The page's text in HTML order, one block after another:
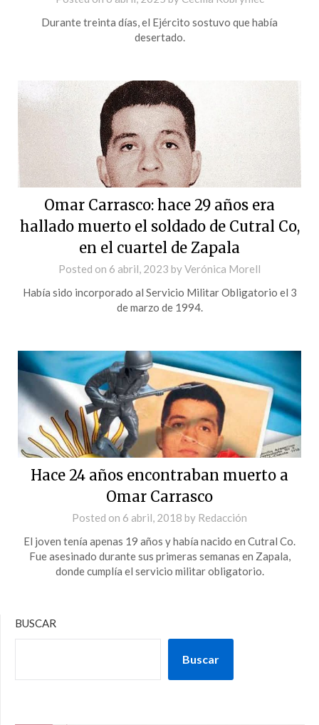
Durante treinta días, el Ejército sostuvo que había
desertado.
Omar Carrasco: hace 29 años era
hallado muerto el soldado de Cutral Co,
en el cuartel de Zapala
Posted on 6 abril, 2023 byVerónica Morell
Había sido incorporado al Servicio Militar Obligatorio el 3
de marzo de 1994.
Hace 24 años encontraban muerto a
Omar Carrasco
Posted on 6 abril, 2018 by Redacción
El joven tenía apenas 19 años y había nacido en Cutral Co.
Fue asesinado durante sus primeras semanas en Zapala,
donde cumplía el servicio militar obligatorio.
BUSCAR
Buscar